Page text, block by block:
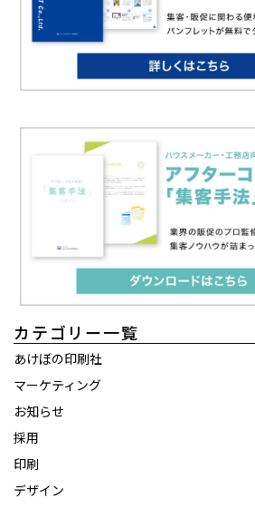
カテゴリー一覧
あけぼの印刷社
マーケティング
お知らせ
採用
印刷
デザイン